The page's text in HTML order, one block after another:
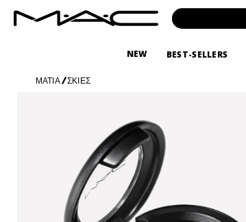
NEW BEST-SELLERS
ΜΑΤΙΑ/ΣΚΙΕΣ